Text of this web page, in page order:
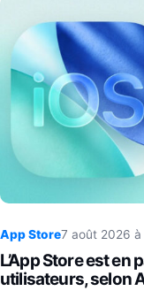
App Store7 août 2026 à
L’App Store est
utilisateurs, selon